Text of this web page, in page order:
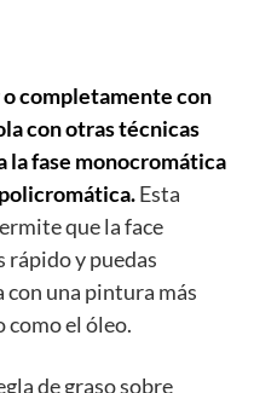
o completamente con
con otras técnicas
la fase monocromática
Esta
que la face
rápido y puedas
una pintura más
como el óleo.
de graso sobre